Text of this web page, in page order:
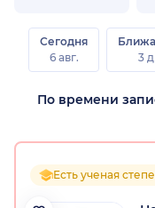
Сегодня
6 авг.
3
Есть ученая